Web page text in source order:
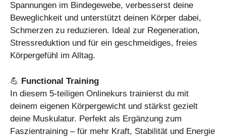
Spannungen im Bindegewebe, verbesserst deine
Beweglichkeit und unterstützt deinen Körper dabei,
Schmerzen zu reduzieren. Ideal zur Regeneration,
Stressreduktion und für ein geschmeidiges, freies
Körpergefühl im Alltag.
💪 Functional Training
In diesem 5-teiligen Onlinekurs trainierst du mit
deinem eigenen Körpergewicht und stärkst gezielt
deine Muskulatur. Perfekt als Ergänzung zum
Faszientraining – für mehr Kraft, Stabilität und Energie